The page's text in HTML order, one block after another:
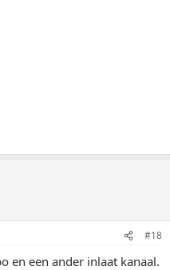
#18
en een ander inlaat kanaal.